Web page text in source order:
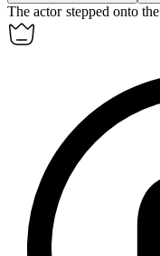
The actor stepped onto the